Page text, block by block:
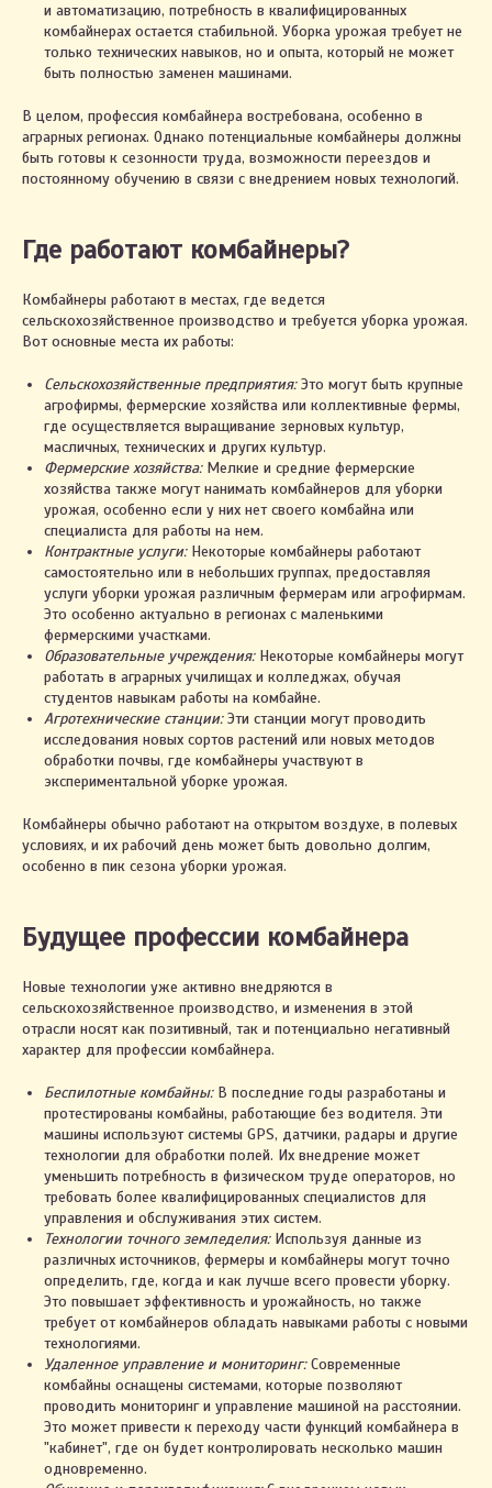
и автоматизацию, потребность в квалифицированных
комбайнерах остается стабильной. Уборка урожая требует не
только технических навыков, но и опыта, который не может
быть полностью заменен машинами.
В целом, профессия комбайнера востребована, особенно в
аграрных регионах. Однако потенциальные комбайнеры должны
быть готовы к сезонности труда, возможности переездов и
постоянному обучению в связи с внедрением новых технологий.
Где работают комбайнеры?
Комбайнеры работают в местах, где ведется
сельскохозяйственное производство и требуется уборка урожая.
Вот основные места их работы:
Сельскохозяйственные предприятия:Это могут быть крупные
агрофирмы, фермерские хозяйства или коллективные фермы,
где осуществляется выращивание зерновых культур,
масличных, технических и других культур.
Фермерские хозяйства:Мелкие и средние фермерские
хозяйства также могут нанимать комбайнеров для уборки
урожая, особенно если у них нет своего комбайна или
специалиста для работы на нем.
Контрактные услуги:Некоторые комбайнеры работают
самостоятельно или в небольших группах, предоставляя
услуги уборки урожая различным фермерам или агрофирмам.
Это особенно актуально в регионах с маленькими
фермерскими участками.
Образовательные учреждения:Некоторые комбайнеры могут
работать в аграрных училищах и колледжах, обучая
студентов навыкам работы на комбайне.
Агротехнические станции:Эти станции могут проводить
исследования новых сортов растений или новых методов
обработки почвы, где комбайнеры участвуют в
экспериментальной уборке урожая.
Комбайнеры обычно работают на открытом воздухе, в полевых
условиях, и их рабочий день может быть довольно долгим,
особенно в пик сезона уборки урожая.
Будущее профессии комбайнера
Новые технологии уже активно внедряются в
сельскохозяйственное производство, и изменения в этой
отрасли носят как позитивный, так и потенциально негативный
характер для профессии комбайнера.
Беспилотные комбайны:В последние годы разработаны и
протестированы комбайны, работающие без водителя. Эти
машины используют системы GPS, датчики, радары и другие
технологии для обработки полей. Их внедрение может
уменьшить потребность в физическом труде операторов, но
требовать более квалифицированных специалистов для
управления и обслуживания этих систем.
Технологии точного земледелия:Используя данные из
различных источников, фермеры и комбайнеры могут точно
определить, где, когда и как лучше всего провести уборку.
Это повышает эффективность и урожайность, но также
требует от комбайнеров обладать навыками работы с новыми
технологиями.
Удаленное управление и мониторинг:Современные
комбайны оснащены системами, которые позволяют
проводить мониторинг и управление машиной на расстоянии.
Это может привести к переходу части функций комбайнера в
"кабинет", где он будет контролировать несколько машин
одновременно.